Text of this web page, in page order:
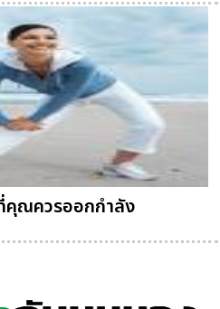
คุณควรออกกำลัง